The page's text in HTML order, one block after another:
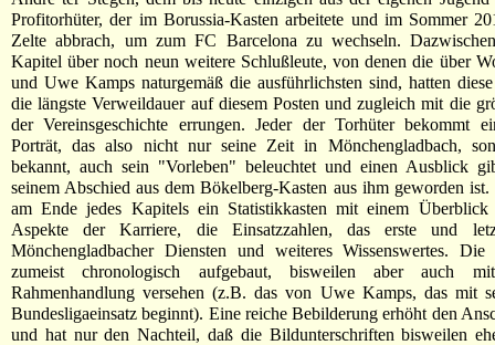
Profitorhüter, der im Borussia-Kasten arbeitete und im Sommer
Zelte abbrach, um zum FC Barcelona zu wechseln.
Kapitel über noch neun weitere Schlußleute, von denen die über
und Uwe Kamps naturgemäß die ausführlichsten sind, hatten
die längste Verweildauer auf diesem Posten und zugleich mit die
der Vereinsgeschichte errungen. Jeder der Torhüter bekommt
Porträt, das also nicht nur seine Zeit in Mönchengladbach,
bekannt, auch sein "Vorleben" beleuchtet und einen Ausblick
seinem Abschied aus dem Bökelberg-Kasten aus ihm geworden
am Ende jedes Kapitels ein Statistikkasten mit einem Überblick
Aspekte der Karriere, die Einsatzzahlen, das erste und
Mönchengladbacher Diensten und weiteres Wissenswertes.
zumeist chronologisch aufgebaut, bisweilen aber auch
Rahmenhandlung versehen (z.B. das von Uwe Kamps, das mit
Bundesligaeinsatz beginnt). Eine reiche Bebilderung erhöht den
und hat nur den Nachteil, daß die Bildunterschriften bisweilen